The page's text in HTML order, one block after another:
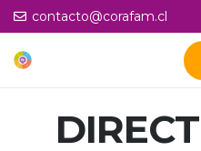
contacto@corafam.cl